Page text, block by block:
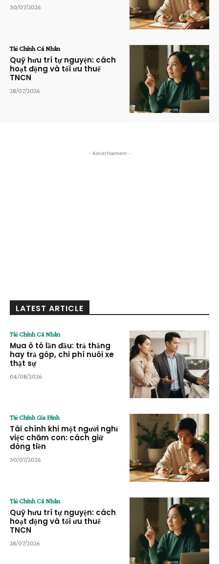
30/07/2026
Tài Chính Cá Nhân
Quỹ hưu trí tự nguyện: cách
hoạt động và tối ưu thuế
TNCN
28/07/2026
- Advertisement -
LATEST ARTICLE
Tài Chính Cá Nhân
Mua ô tô lần đầu: trả thẳng
hay trả góp, chi phí nuôi xe
thật sự
04/08/2026
Tài Chính Gia Đình
Tài chính khi một người nghỉ
việc chăm con: cách giữ
dòng tiền
30/07/2026
Tài Chính Cá Nhân
Quỹ hưu trí tự nguyện: cách
hoạt động và tối ưu thuế
TNCN
28/07/2026